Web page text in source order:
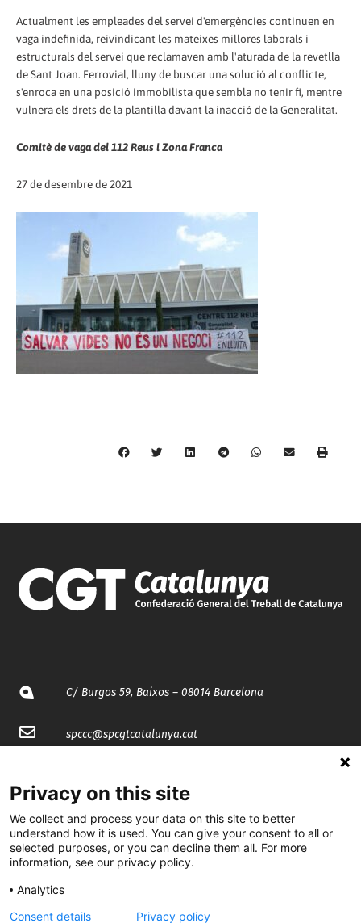
Actualment les empleades del servei d'emergències continuen en
vaga indefinida, reivindicant les mateixes millores laborals i
estructurals del servei que reclamaven amb l'aturada de la revetlla
de Sant Joan. Ferrovial, lluny de buscar una solució al conflicte,
s'enroca en una posició immobilista que sembla no tenir fi, mentre
vulnera els drets de la plantilla davant la inacció de la Generalitat.
Comitè de vaga del 112 Reus i Zona Franca
27 de desembre de 2021
C/ Burgos 59, Baixos – 08014 Barcelona
spccc@spcgtcatalunya.cat
@CGTCatalunya
cgtcatalunya
cgtcatalunya
Privacy on this site
We collect and process your data on this site to better
understand how it is used. You can give your consent to all or
selected purposes, or you can decline them all. For more
information, see our privacy policy.
Analytics
Consent details
Privacy policy